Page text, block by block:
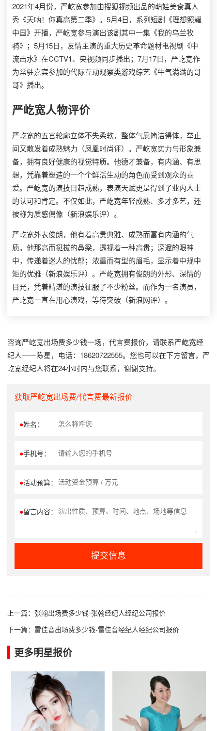
2021年4月份，严屹宽参加由搜狐视频出品的萌娃美食真人
秀《天呐！你真高第二季》。5月4日，系列短剧《理想照耀
中国》开播，严屹宽参与演出该剧其中一集《我的乌兰牧
骑》；5月15日，友情主演的重大历史革命题材电视剧《中
流击水》在CCTV1、央视频同步播出；7月17日，严屹宽作
为常驻嘉宾参加的代际互动观察类游戏综艺《牛气满满的哥
哥》播出。
严屹宽人物评价
严屹宽的五官轮廓立体不失柔软，整体气质简洁得体，举止
间又散发着成熟魅力（凤凰时尚评）。严屹宽实力与形象兼
备，拥有良好健康的视觉特质。他德才兼备，有内涵、有思
想，凭靠着塑造的一个个鲜活生动的角色而受到观众的喜
爱。严屹宽的演技日趋成熟，表演天赋更是得到了业内人士
的认可和肯定。不仅如此，严屹宽年轻成熟、多才多艺，还
被称为质感偶像（新浪娱乐评）。
严屹宽外表俊朗，他有着高贵典雅、成熟而富有内涵的气
质。他那高而挺拔的鼻梁，透视着一种高贵；深邃的眼神
中，传递着迷人的忧郁；浓重而有型的眉毛，显示着中规中
矩的优雅（新浪娱乐评）。严屹宽拥有俊朗的外形、深情的
目光，凭着精湛的演技征服了不少粉丝。而作为一名演员，
严屹宽一直在用心演戏，等待突破（新浪网评）。
咨询严屹宽出场费多少钱一场，代言费报价，请联系严屹宽经
纪人——陈星，电话：18620722555。您也可以在下方留言，严
屹宽经纪人将在24小时内与您联系，谢谢支持。
获取严屹宽出场费/代言费最新报价
●姓名：
●手机号：
●活动预算：
●留言内容：
提交信息
上一篇： 张翰出场费多少钱-张翰经纪人经纪公司报价
下一篇： 雷佳音出场费多少钱-雷佳音经纪人经纪公司报价
更多明星报价